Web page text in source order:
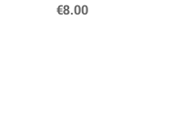
€8.00